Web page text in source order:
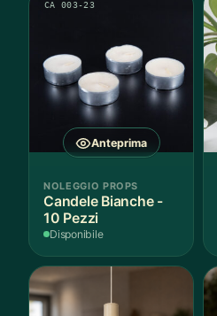
Anteprima
CA 003-23
NOLEGGIO PROPS
Candele Bianche -
10 Pezzi
Disponibile